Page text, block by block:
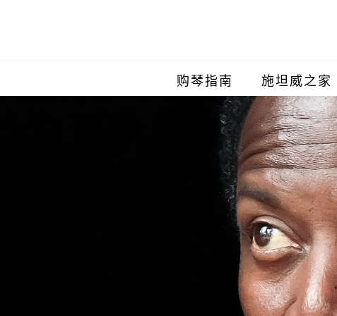
购琴指南 施坦威之家
施坦威之家
施坦威顺义
施坦威之家
施坦威浦东
施坦威之家
施坦威之家